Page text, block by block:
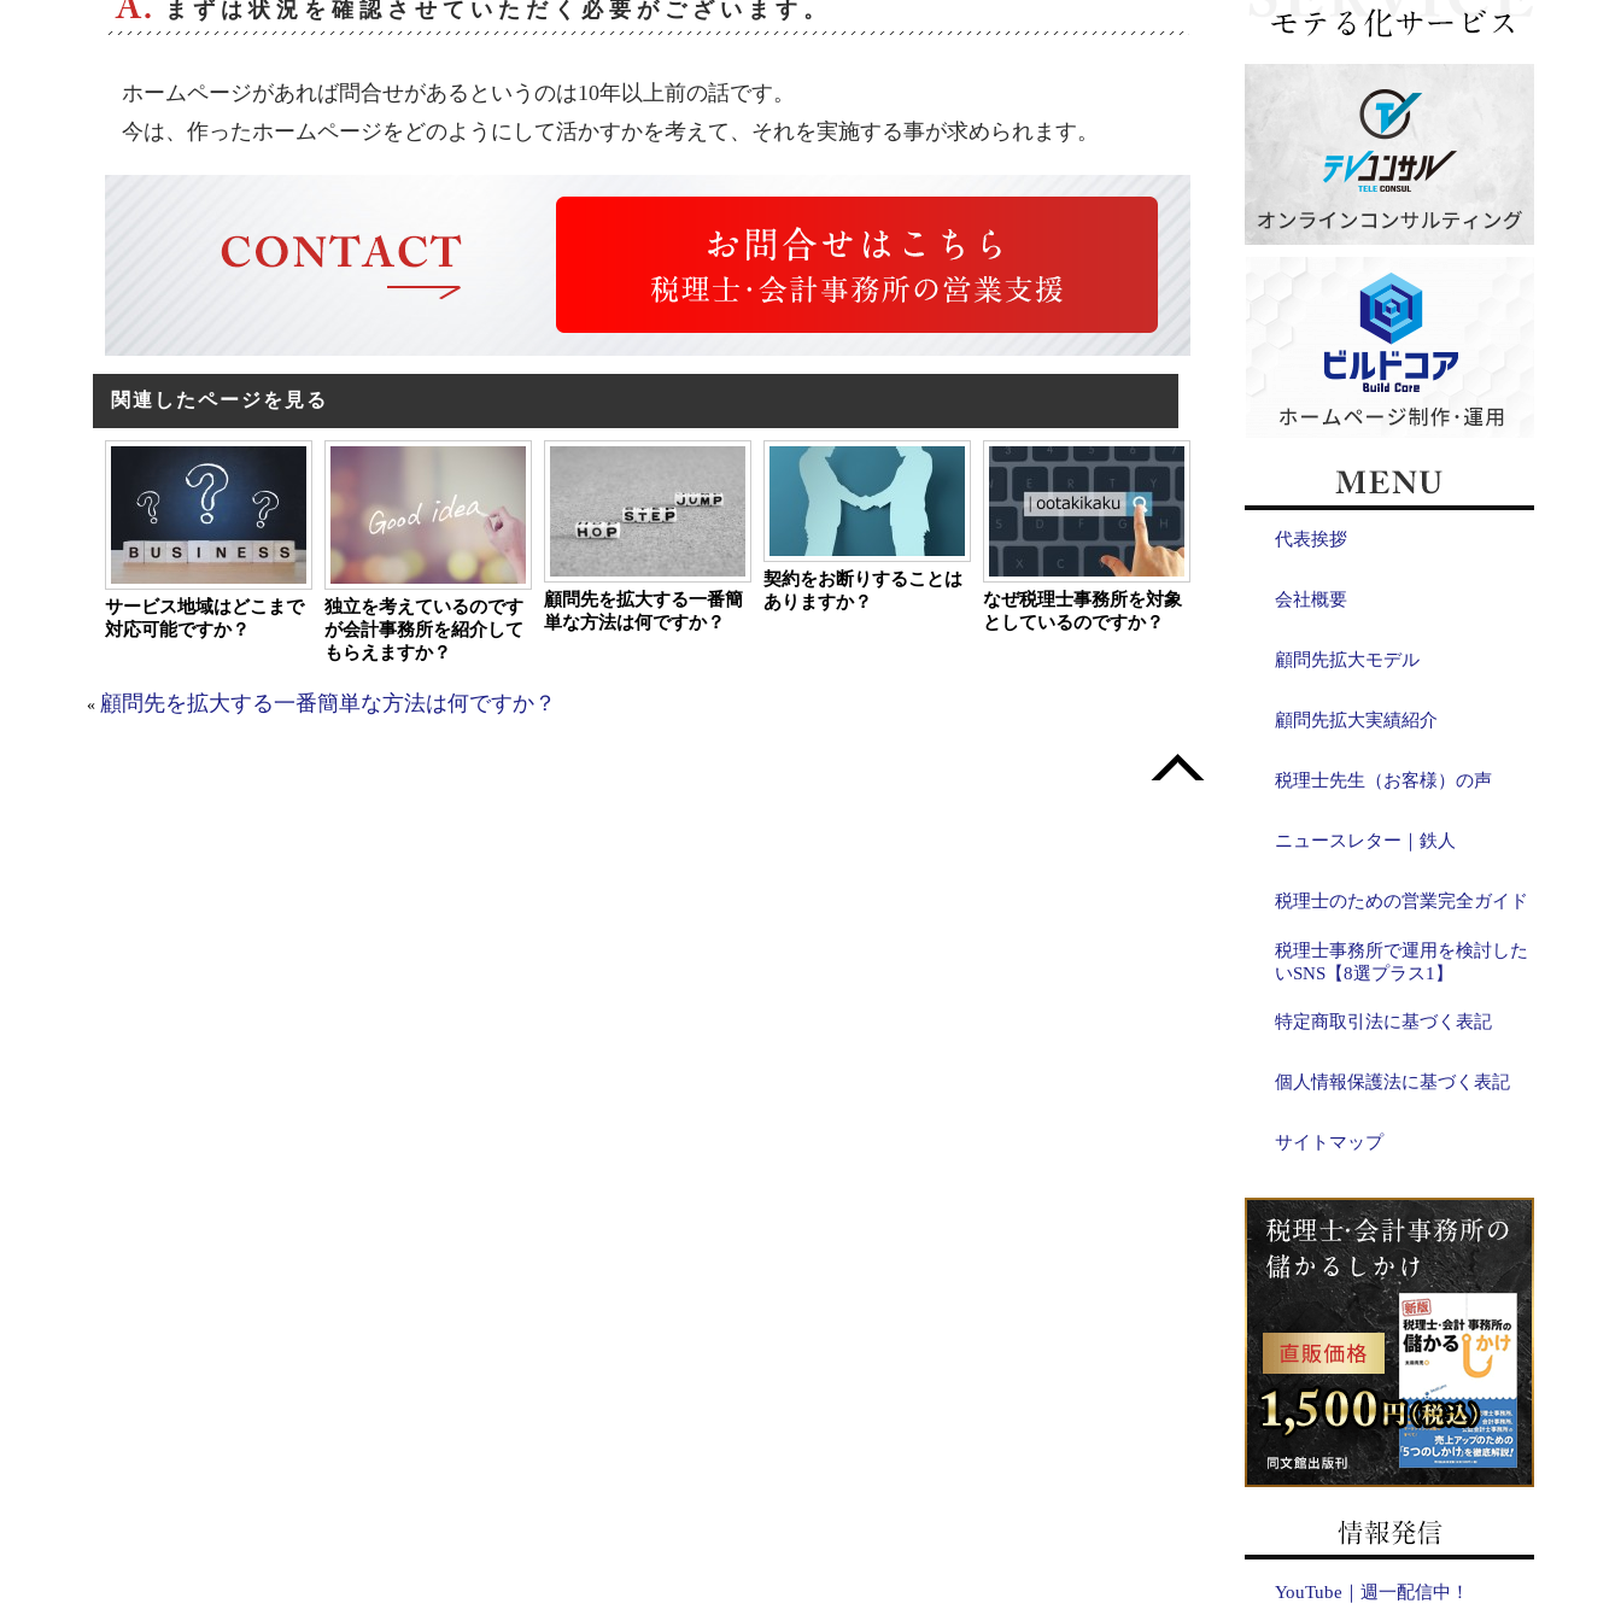
まずは状況を確認させていただく必要がございます。
ホームページがあれば問合せがあるというのは10年以上前の話です。
今は、作ったホームページをどのようにして活かすかを考えて、それを実施する事が求められます。
関連したページを見る
サービス地域はどこまで
対応可能ですか？
独立を考えているのです
が会計事務所を紹介して
もらえますか？
顧問先を拡大する一番簡
単な方法は何ですか？
契約をお断りすることは
ありますか？
なぜ税理士事務所を対象
としているのですか？
« 顧問先を拡大する一番簡単な方法は何ですか？
代表挨拶
会社概要
顧問先拡大モデル
顧問先拡大実績紹介
税理士先生（お客様）の声
ニュースレター｜鉄人
税理士のための営業完全ガイド
税理士事務所で運用を検討した
いSNS【8選プラス1】
特定商取引法に基づく表記
個人情報保護法に基づく表記
サイトマップ
YouTube｜週一配信中！